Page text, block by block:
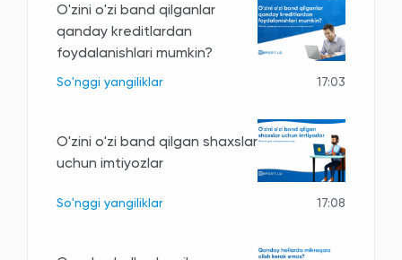
O'zini o'zi band qilganlar
qanday kreditlardan
foydalanishlari mumkin?
So'nggi yangiliklar 17:03
O'zini o'zi band qilgan shaxslar
uchun imtiyozlar
So'nggi yangiliklar 17:08